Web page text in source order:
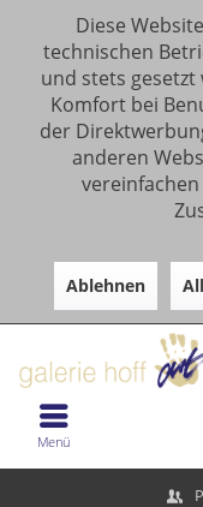
Diese
technischen
und stets gesetzt
Komfort bei
der
anderen
Ablehnen
Menü